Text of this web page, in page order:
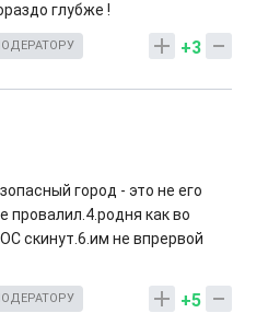
глубже !
+3
город - это не его
провалил.4.родня как во
скинут.6.им не впрервой
+5